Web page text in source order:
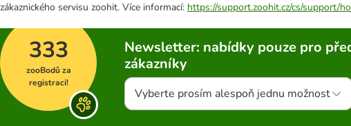
zákaznického servisu zoohit. Více informací: https://support.zoohit.cz/cs/support/
333
zooBodů za
registraci!
Newsletter: nabídky pouze pro
zákazníky
Vyberte prosím alespoň jednu možnost